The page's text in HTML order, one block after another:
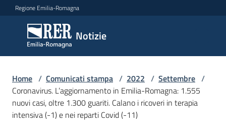
Vai al contenuto
Vai alla navigazione
Vai al footer
Regione Emilia-Romagna
Notizie
Notizie
Comunicati
stampa
Menu selezionato
Cerca
Home / Comunicati stampa / 2022 / Settembre /
Coronavirus. L’aggiornamento in Emilia-Romagna: 1.555
nuovi casi, oltre 1.300 guariti. Calano i ricoveri in terapia
intensiva (-1) e nei reparti Covid (-11)